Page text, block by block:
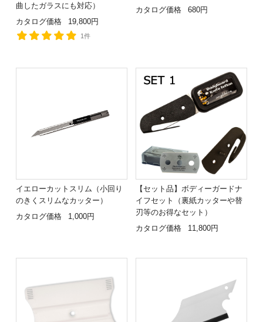
曲したガラスにも対応）
カタログ価格
19,800円
1件
カタログ価格
680円
イエローカットスリム（小回り
のきくスリムなカッター）
カタログ価格
1,000円
【セット品】ボディーガードナ
イフセット（裏紙カッターや替
刃等のお得なセット）
カタログ価格
11,800円